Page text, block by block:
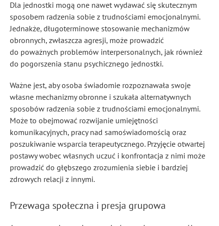
Dla jednostki mogą one nawet wydawać się skutecznym
sposobem radzenia sobie z trudnościami emocjonalnymi.
Jednakże, długoterminowe stosowanie mechanizmów
obronnych, zwłaszcza agresji, może prowadzić
do poważnych problemów interpersonalnych, jak również
do pogorszenia stanu psychicznego jednostki.
Ważne jest, aby osoba świadomie rozpoznawała swoje
własne mechanizmy obronne i szukała alternatywnych
sposobów radzenia sobie z trudnościami emocjonalnymi.
Może to obejmować rozwijanie umiejętności
komunikacyjnych, pracy nad samoświadomością oraz
poszukiwanie wsparcia terapeutycznego. Przyjęcie otwartej
postawy wobec własnych uczuć i konfrontacja z nimi może
prowadzić do głębszego zrozumienia siebie i bardziej
zdrowych relacji z innymi.
Przewaga społeczna i presja grupowa